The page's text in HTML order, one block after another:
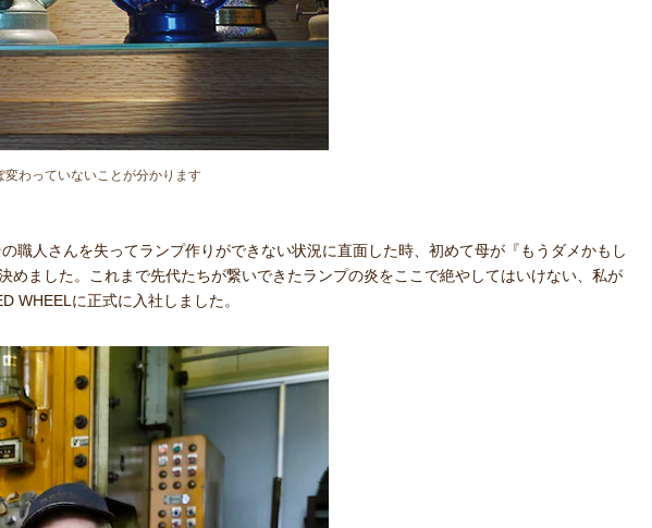
わっていないことが分かります
人さんを失ってランプ作りができない状況に直面した時、初めて母が『もうダメかもし
ました。これまで先代たちが繋いできたランプの炎をここで絶やしてはいけない、私が
WHEELに正式に入社しました。